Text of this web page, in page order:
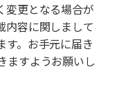
変更となる場合が
内容に関しまして
す。お手元に届き
ますようお願いし